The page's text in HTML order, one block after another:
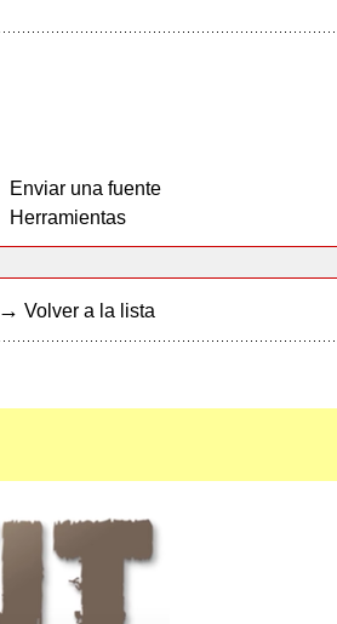
Enviar una fuente
Herramientas
→ Volver a la lista